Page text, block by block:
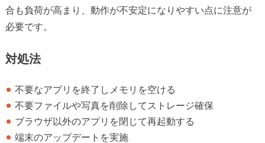
合も負荷が高まり、動作が不安定になりやすい点に注意が
必要です。
対処法
不要なアプリを終了しメモリを空ける
不要ファイルや写真を削除してストレージ確保
ブラウザ以外のアプリを閉じて再起動する
端末のアップデートを実施